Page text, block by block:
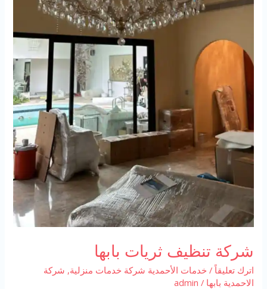
شركة تنظيف ثريات بابها
اترك تعليقاً / خدمات الأحمدية شركة خدمات منزلية, شركة
الاحمدية بابها /
admin